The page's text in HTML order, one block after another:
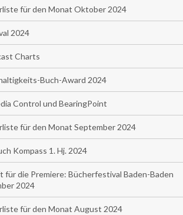
für den Monat Oktober 2024
2024
Charts
Buch-Award 2024
Control und BearingPoint
für den Monat September 2024
Kompass 1. Hj. 2024
für die Premiere: Bücherfestival Baden-Baden
2024
für den Monat August 2024